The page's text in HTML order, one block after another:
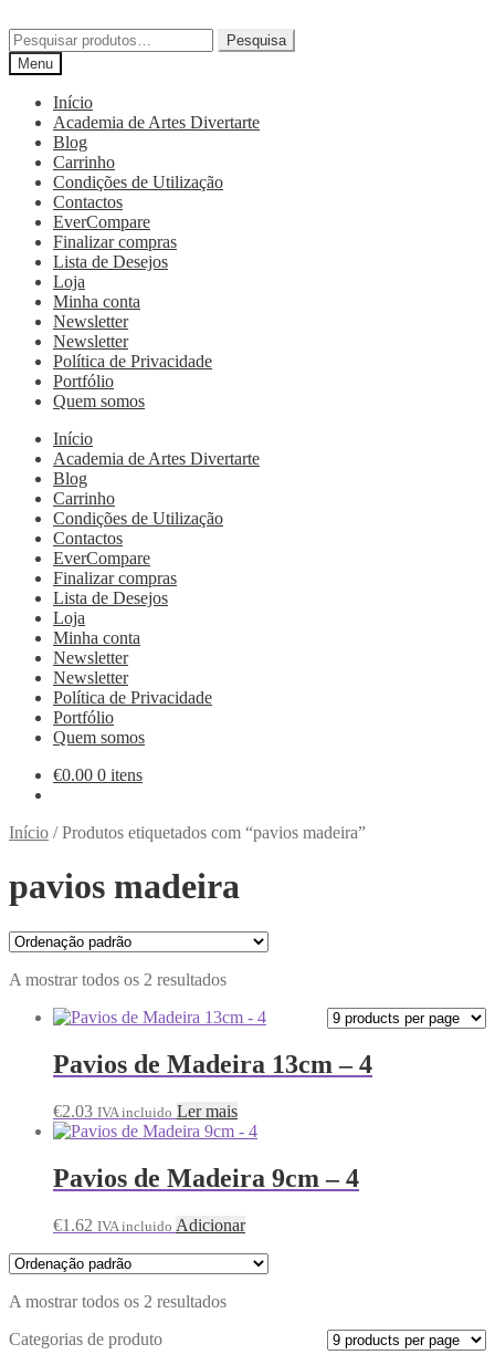
Pesquisa
Menu
Início
Academia de Artes Divertarte
Blog
Carrinho
Condições de Utilização
Contactos
EverCompare
Finalizar compras
Lista de Desejos
Loja
Minha conta
Newsletter
Newsletter
Política de Privacidade
Portfólio
Quem somos
Início
Academia de Artes Divertarte
Blog
Carrinho
Condições de Utilização
Contactos
EverCompare
Finalizar compras
Lista de Desejos
Loja
Minha conta
Newsletter
Newsletter
Política de Privacidade
Portfólio
Quem somos
€0.00 0 itens
Início /Produtos etiquetados com “pavios madeira”
pavios madeira
A mostrar todos os 2 resultados
Pavios de Madeira 13cm – 4
€2.03 IVA incluido Ler mais
Pavios de Madeira 9cm – 4
€1.62 IVA incluido Adicionar
A mostrar todos os 2 resultados
Categorias de produto